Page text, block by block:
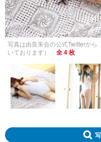
写真は由良朱合の公式Twitterか
いております）
全 4 枚